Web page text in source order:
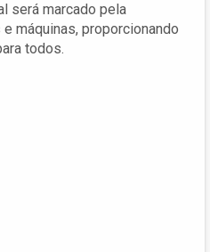
será marcado pela
máquinas, proporcionando
todos.